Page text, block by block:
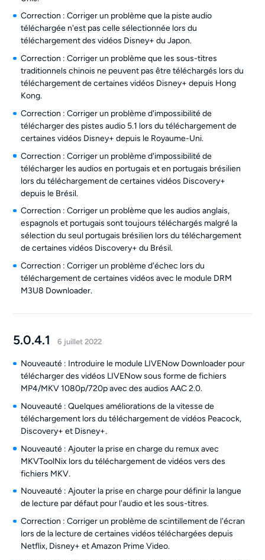
Correction : Corriger un problème que la piste audio
téléchargée n'est pas celle sélectionnée lors du
téléchargement des vidéos Disney+ du Japon.
Correction : Corriger un problème que les sous-titres
traditionnels chinois ne peuvent pas être téléchargés lors du
téléchargement de certaines vidéos Disney+ depuis Hong
Kong.
Correction : Corriger un problème d'impossibilité de
télécharger des pistes audio 5.1 lors du téléchargement de
certaines vidéos Disney+ depuis le Royaume-Uni.
Correction : Corriger un problème d'impossibilité de
télécharger les audios en portugais et en portugais brésilien
lors du téléchargement de certaines vidéos Discovery+
depuis le Brésil.
Correction : Corriger un problème que les audios anglais,
espagnols et portugais sont toujours téléchargés malgré la
sélection du seul portugais brésilien lors du téléchargement
de certaines vidéos Discovery+ du Brésil.
Correction : Corriger un problème d'échec lors du
téléchargement de certaines vidéos avec le module DRM
M3U8 Downloader.
5.0.4.1 6 juillet 2022
Nouveauté : Introduire le module LIVENow Downloader pour
télécharger des vidéos LIVENow sous forme de fichiers
MP4/MKV 1080p/720p avec des audios AAC 2.0.
Nouveauté : Quelques améliorations de la vitesse de
téléchargement lors du téléchargement de vidéos Peacock,
Discovery+ et Disney+.
Nouveauté : Ajouter la prise en charge du remux avec
MKVToolNix lors du téléchargement de vidéos vers des
fichiers MKV.
Nouveauté : Ajouter la prise en charge pour définir la langue
de lecture par défaut pour l'audio et les sous-titres.
Correction : Corriger un problème de scintillement de l'écran
lors de la lecture de certaines vidéos téléchargées depuis
Netflix, Disney+ et Amazon Prime Video.